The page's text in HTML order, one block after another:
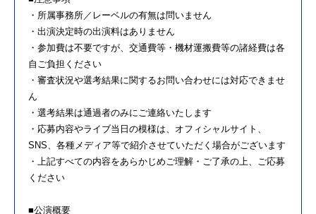
・所属事務所／レーベルの有無は問いません
・出演決定時の出演料はありません
・参加費は不要ですが、交通費等・機材運搬費等の諸経費は各
自ご負担ください
・審査状況や選考結果に関するお問い合わせには対応できませ
ん
・選考結果は通過者のみにご連絡いたします
・応募内容やライブ当日の模様は、オフィシャルサイト、
SNS、各種メディア等で紹介させていただく場合がございます
・上記すべての内容をあらかじめご理解・ご了承の上、ご応募
ください
■公演概要